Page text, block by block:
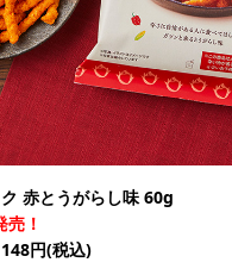
赤とうがらし味 60g
！
円(税込)